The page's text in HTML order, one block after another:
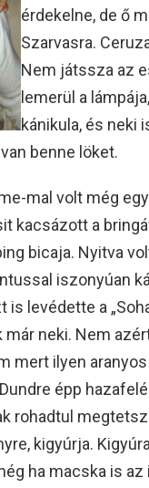
érdekelne, de ő
Szarvasra.
Nem játssza az
lemerül a
kánikula, és neki
benne löket.
mal volt még
kacsázott a
bicaja. Nyitva
iszonyúan
is levédette a
neki. Nem
mert ilyen
épp
rohadtul
kigyúrja.
ha macska is